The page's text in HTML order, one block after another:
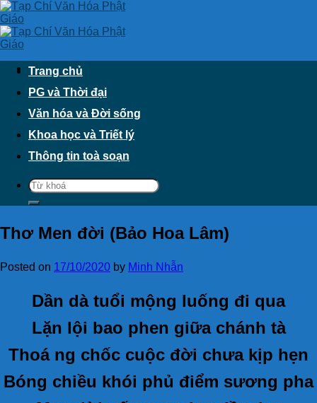
Skip
to
content
Trang chủ
PG và Thời đại
Văn hóa và Đời sống
Khoa học và Triết lý
Thông tin toà soạn
Thơ Men đời (Bảo Hoa Lâm)
Posted on 17/10/2020 by Minh Nhẫn
Dần dà tuổi mộng luống đi qua
Lặn lội bao phen giữa chánh tà
Thoá ng chốc cuộc đời chưa kịp hẹn
Bóng chiều khói phủ điểm sương pha